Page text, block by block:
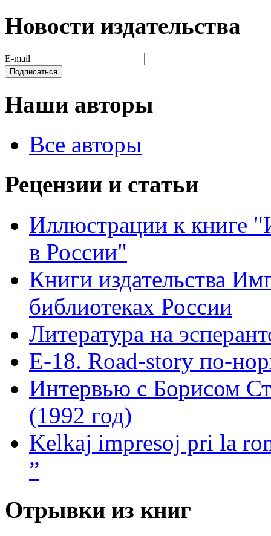
Новости издательства
E-mail
Наши авторы
Все авторы
Рецензии и статьи
Иллюстрации к книге
в России"
Книги издательства
библиотеках России
Литература на
Е-18. Road-story по-
Интервью с Борисом
(1992 год)
Kelkaj impresoj pri la
”
Отрывки из книг